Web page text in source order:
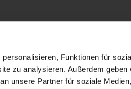
Funktionen für
zu analysieren. Außerdem geben
unsere Partner für soziale
Datenschutz